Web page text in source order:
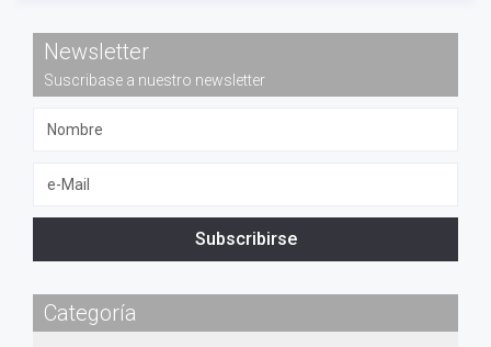
Newsletter
Suscribase a nuestro newsletter
Subscribirse
Categoría